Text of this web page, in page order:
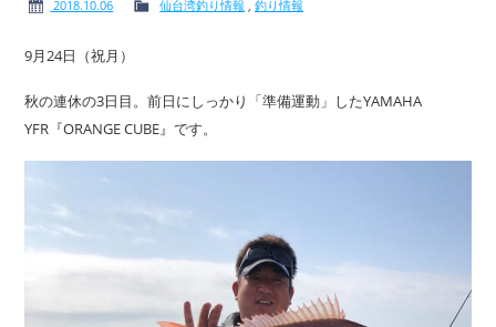
サービス案内 イベント情報
中古艇情報
2018.10.06 仙台湾釣り情報 ,釣り情報
9月24日（祝月）
秋の連休の3日目。前日にしっかり「準備運動」したYAMAHA
YFR『ORANGE CUBE』です。